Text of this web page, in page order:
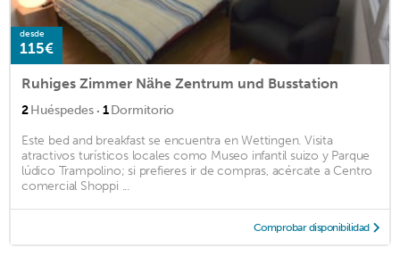
desde
115€
Ruhiges Zimmer Nähe Zentrum und Busstation
2Huéspedes · 1Dormitorio
Este bed and breakfast se encuentra en Wettingen. Visita
atractivos turísticos locales como Museo infantil suizo y Parque
lúdico Trampolino; si prefieres ir de compras, acércate a Centro
comercial Shoppi ...
Comprobar disponibilidad